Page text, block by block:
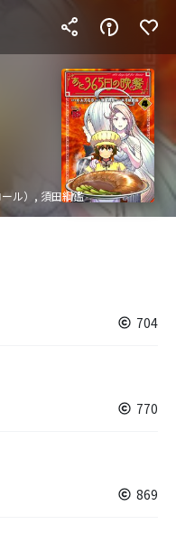
ル）, 須田綱鑑
704
770
869